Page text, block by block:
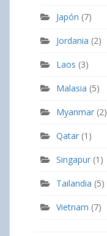
Japón (7)
Jordania (2)
Laos (3)
Malasia (5)
Myanmar (2)
Qatar (1)
Singapur (1)
Tailandia (5)
Vietnam (7)